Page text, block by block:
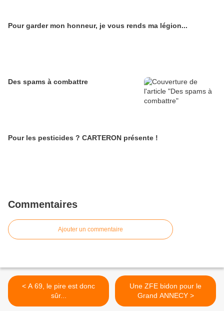
Pour garder mon honneur, je vous rends ma légion...
Des spams à combattre
Pour les pesticides ? CARTERON présente !
Commentaires
Ajouter un commentaire
< A 69, le pire est donc
sûr...
Une ZFE bidon pour le
Grand ANNECY >